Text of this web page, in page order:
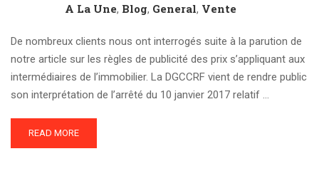
A La Une, Blog, General, Vente
De nombreux clients nous ont interrogés suite à la parution de
notre article sur les règles de publicité des prix s’appliquant aux
intermédiaires de l’immobilier. La DGCCRF vient de rendre public
son interprétation de l’arrêté du 10 janvier 2017 relatif …
READ MORE